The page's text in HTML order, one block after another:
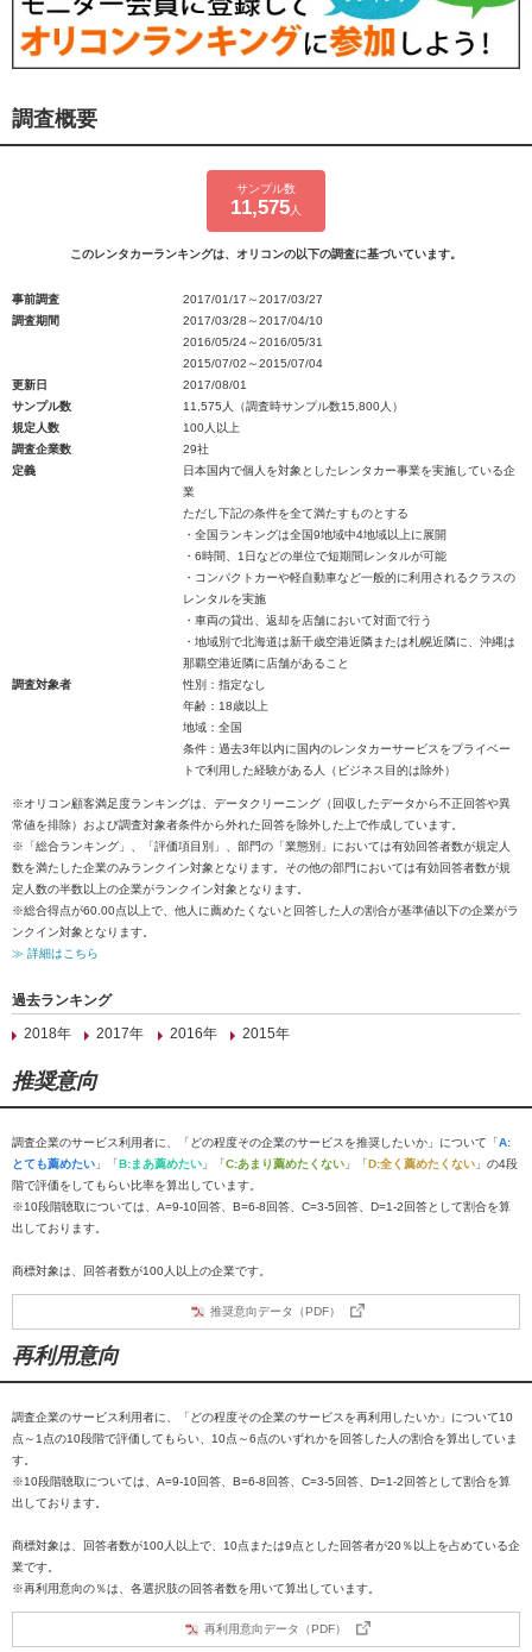
調査概要
サンプル数
11,575 人
このレンタカーランキングは、オリコンの以下の調査に基づいています。
事前調査
2017/01/17～2017/03/27
調査期間
2017/03/28～2017/04/10
2016/05/24～2016/05/31
2015/07/02～2015/07/04
更新日
2017/08/01
サンプル数
11,575人（調査時サンプル数15,800人）
規定人数
100人以上
調査企業数
29社
定義
日本国内で個人を対象としたレンタカー事業を実施している企
業
ただし下記の条件を全て満たすものとする
・全国ランキングは全国9地域中4地域以上に展開
・6時間、1日などの単位で短期間レンタルが可能
・コンパクトカーや軽自動車など一般的に利用されるクラスの
レンタルを実施
・車両の貸出、返却を店舗において対面で行う
・地域別で北海道は新千歳空港近隣または札幌近隣に、沖縄は
那覇空港近隣に店舗があること
調査対象者
性別：指定なし
年齢：18歳以上
地域：全国
条件：過去3年以内に国内のレンタカーサービスをプライベー
トで利用した経験がある人（ビジネス目的は除外）
※オリコン顧客満足度ランキングは、データクリーニング（回収したデータから不正回答や異
常値を排除）および調査対象者条件から外れた回答を除外した上で作成しています。
※「総合ランキング」、「評価項目別」、部門の「業態別」においては有効回答者数が規定人
数を満たした企業のみランクイン対象となります。その他の部門においては有効回答者数が規
定人数の半数以上の企業がランクイン対象となります。
※総合得点が60.00点以上で、他人に薦めたくないと回答した人の割合が基準値以下の企業がラ
ンクイン対象となります。
≫ 詳細はこちら
過去ランキング
2018年
2017年 2016年 2015年
推奨意向
調査企業のサービス利用者に、「どの程度その企業のサービスを推奨したいか」について「A:
とても薦めたい 」「B:まあ薦めたい 」「C:あまり薦めたくない 」「D:全く薦めたくない 」の4段
階で評価をしてもらい比率を算出しています。
※10段階聴取については、A=9-10回答、B=6-8回答、C=3-5回答、D=1-2回答として割合を算
出しております。
商標対象は、回答者数が100人以上の企業です。
推奨意向データ（PDF）
再利用意向
調査企業のサービス利用者に、「どの程度その企業のサービスを再利用したいか」について10
点～1点の10段階で評価してもらい、10点～6点のいずれかを回答した人の割合を算出していま
す。
※10段階聴取については、A=9-10回答、B=6-8回答、C=3-5回答、D=1-2回答として割合を算
出しております。
商標対象は、回答者数が100人以上で、10点または9点とした回答者が20％以上を占めている企
業です。
※再利用意向の％は、各選択肢の回答者数を用いて算出しています。
再利用意向データ（PDF）